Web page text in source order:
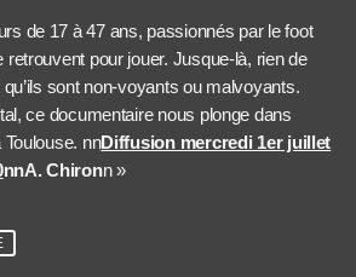
de 17 à 47 ans, passionnés par le foot
retrouvent pour jouer. Jusque-là, rien de
qu’ils sont non-voyants ou malvoyants.
ce documentaire nous plonge dans
Toulouse. nnDiffusion mercredi 1er juillet
nnA. Chironn »